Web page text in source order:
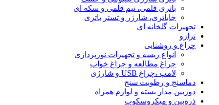
باتری قلمی، نیم قلمی و سکه ای
جاباتری، شارژر و تستر باتری
تجهیزات گلخانه ای
ترازو
چراغ و روشنایی
انواع ریسه و تجهیزات نورپردازی
چراغ مطالعه و چراغ خواب
لامپ ،چراغ USB و شارژی
دماسنج و رطوبت سنج
دوربین مدار بسته و لوازم همراه
ذره‌بین و میکروسکوپ